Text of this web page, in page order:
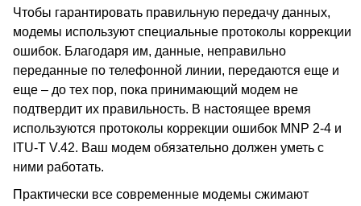
Чтобы гарантировать правильную передачу данных,
модемы используют специальные протоколы коррекции
ошибок. Благодаря им, данные, неправильно
переданные по телефонной линии, передаются еще и
еще – до тех пор, пока принимающий модем не
подтвердит их правильность. В настоящее время
используются протоколы коррекции ошибок MNP 2-4 и
ITU-T V.42. Ваш модем обязательно должен уметь с
ними работать.
Практически все современные модемы сжимают